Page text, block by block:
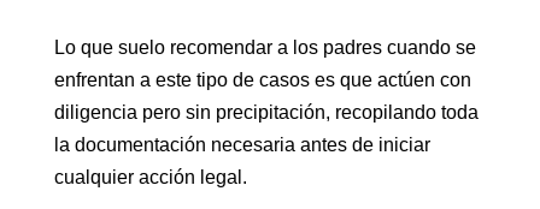
Lo que suelo recomendar a los padres cuando se
enfrentan a este tipo de casos es que actúen con
diligencia pero sin precipitación, recopilando toda
la documentación necesaria antes de iniciar
cualquier acción legal.